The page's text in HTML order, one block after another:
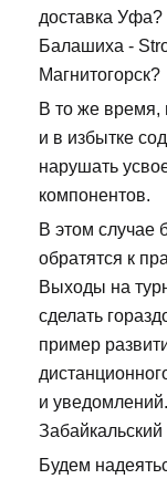
доставка
Балашиха -
Магнитогорск?
В то же время,
и в избытке
нарушать
компонентов.
В этом случае
обратятся к
Выходы на
сделать
пример
и
Забайкальский
Будем